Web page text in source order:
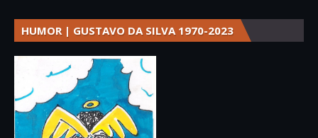
HUMOR | GUSTAVO DA SILVA 1970-2023